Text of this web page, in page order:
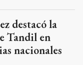
destacó la
Tandil en
nacionales